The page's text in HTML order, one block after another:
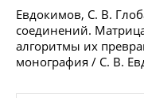
Евдокимов, С. В.
соединений.
алгоритмы их
монография / С. В.